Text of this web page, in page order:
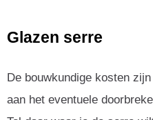
Glazen serre
De bouwkundige kosten
aan het eventuele